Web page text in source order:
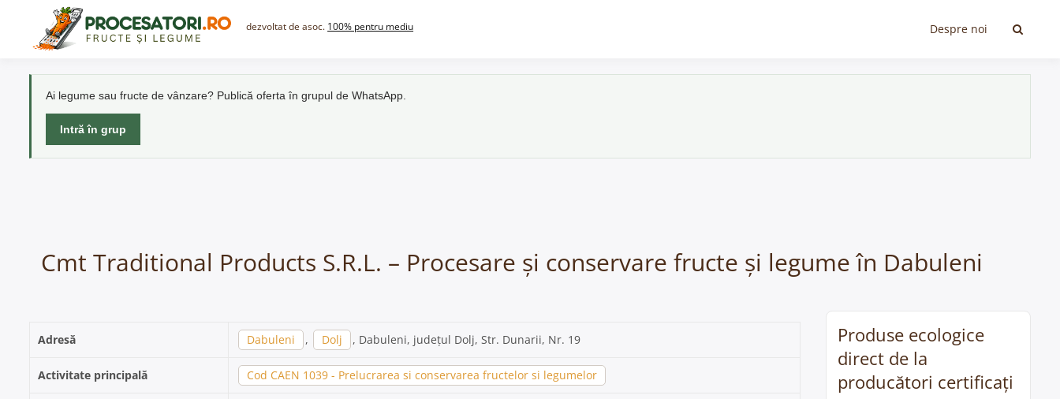
content
dezvoltat de asoc. 100% pentru mediu Despre noi
Ai legume sau fructe de vânzare? Publică oferta în grupul de WhatsApp.
Intră în grup
Cmt Traditional Products S.R.L. – Procesare și conservare fructe și legume în Dabuleni
Adresă Dabuleni , Dolj , Dabuleni, județul Dolj, Str. Dunarii, Nr. 19
Activitate principală Cod CAEN 1039 - Prelucrarea si conservarea fructelor si legumelor
Produse ecologice
direct de la
producători certificați